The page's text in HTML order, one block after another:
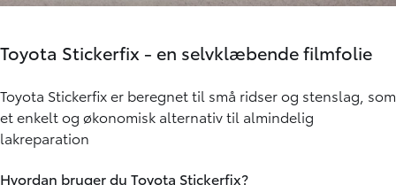
Toyota Stickerfix - en selvklæbende filmfolie
Toyota Stickerfix er beregnet til små ridser og stenslag, som
et enkelt og økonomisk alternativ til almindelig
lakreparation
Hvordan bruger du Toyota Stickerfix?